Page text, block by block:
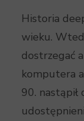
Historia
wieku.
dostrzegać
komputera
90. nastąpił